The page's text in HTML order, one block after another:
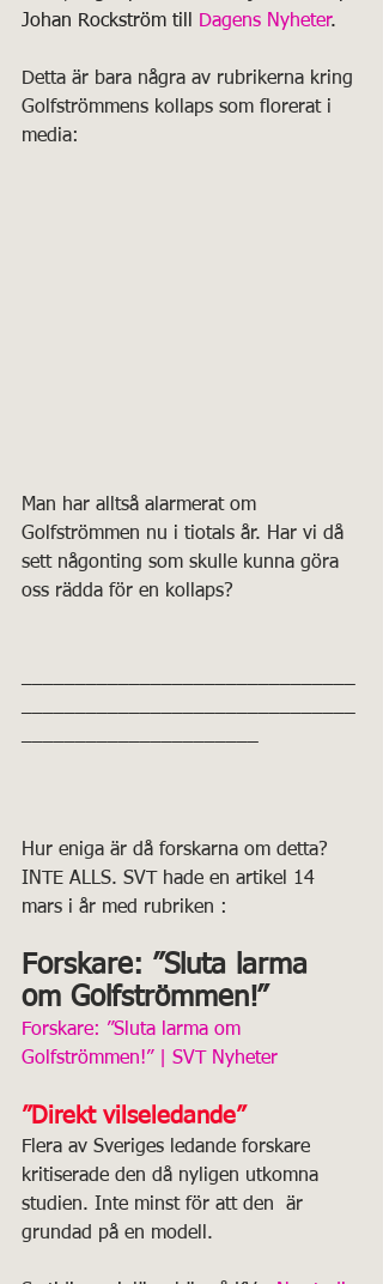
Johan Rockström till
Dagens Nyheter.
Detta är bara några av rubrikerna kring
Golfströmmens kollaps som florerat i
media:
Man har alltså alarmerat om
Golfströmmen nu i tiotals år. Har vi då
sett någonting som skulle kunna göra
oss rädda för en kollaps?
Hur eniga är då forskarna om detta?
INTE ALLS. SVT hade en artikel 14
mars i år med rubriken :
Forskare: ”Sluta larma
om Golfströmmen!”
Forskare: ”Sluta larma om
Golfströmmen!” | SVT Nyheter
”Direkt vilseledande”
Flera av Sveriges ledande forskare
kritiserade den då nyligen utkomna
studien. Inte minst för att den  är
grundad på en modell.